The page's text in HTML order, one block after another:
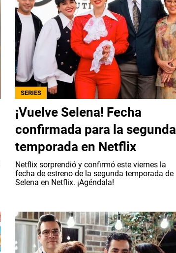
SERIES
¡Vuelve Selena! Fecha
confirmada para la segunda
temporada en Netflix
Netflix sorprendió y confirmó este viernes la
fecha de estreno de la segunda temporada de
Selena en Netflix. ¡Agéndala!